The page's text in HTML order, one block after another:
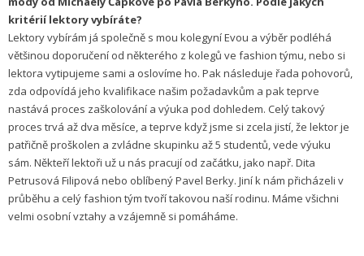
kritérií lektory vybíráte?
Lektory vybírám já společně s mou kolegyní Evou a výběr podléhá
většinou doporučení od některého z kolegů ve fashion týmu, nebo si
lektora vytipujeme sami a oslovíme ho. Pak následuje řada pohovorů,
zda odpovídá jeho kvalifikace našim požadavkům a pak teprve
nastává proces zaškolování a výuka pod dohledem. Celý takový
proces trvá až dva měsíce, a teprve když jsme si zcela jistí, že lektor je
patřičně proškolen a zvládne skupinku až 5 studentů, vede výuku
sám. Někteří lektoři už u nás pracují od začátku, jako např. Dita
Petrusová Filipová nebo oblíbený Pavel Berky. Jiní k nám přicházeli v
průběhu a celý fashion tým tvoří takovou naší rodinu. Máme všichni
velmi osobní vztahy a vzájemně si pomáháme.